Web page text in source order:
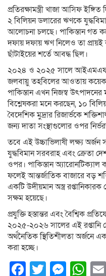
প্রতিরক্ষামন্ত্রী খাজা আসিফ
২ বিলিয়ন ডলারের ঋণকে
আলোচনা চলছে। পাকিস্তান
দফায় দফায় ঋণ নিলেও তা প্রায়ই
ছাঁটাইয়ের শর্তে আবদ্ধ ছিল।
২০২৪ ও ২০২৫ সালে আইএমএফ-
জলবায়ু তহবিলের আওতায় কয়েক
পাকিস্তান এখন নিজস্ব উৎপাদনের
বিশ্লেষকরা মনে করছেন, ১০
বৈদেশিক মুদ্রার রিজার্ভকে
জন্য দাতা সংস্থাগুলোর ওপর
তবে এই উচ্চাভিলাষী লক্ষ্য অর্জন
যুদ্ধবিমান সরবরাহ এবং ক্রেতা
ওপর। পাকিস্তান অ্যারোনটিক্যাল
ফলেই আন্তর্জাতিক বাজারে বড়
একটি উদীয়মান অস্ত্র
সক্ষম হয়েছে।
প্রযুক্তি হস্তান্তর এবং বৈশ্বিক
২০২৫-২০২৬ সালের এই রপ্তানি
অর্থনৈতিক স্থিতিশীলতা অর্জনে
করা হচ্ছে।
Facebook
Twitter